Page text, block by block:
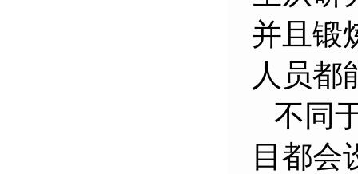
并且锻
人员都
不同
目都会